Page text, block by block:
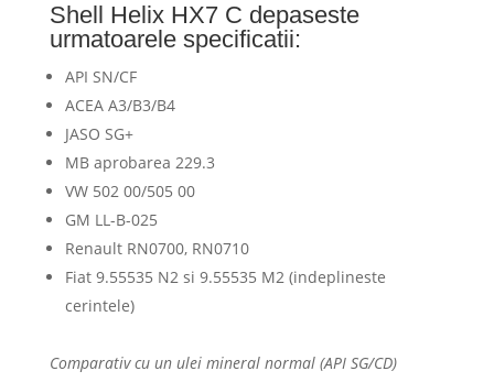
Shell Helix HX7 C depaseste
urmatoarele specificatii:
API SN/CF
ACEA A3/B3/B4
JASO SG+
MB aprobarea 229.3
VW 502 00/505 00
GM LL-B-025
Renault RN0700, RN0710
Fiat 9.55535 N2 si 9.55535 M2 (indeplineste
cerintele)
Comparativ cu un ulei mineral normal (API SG/CD)